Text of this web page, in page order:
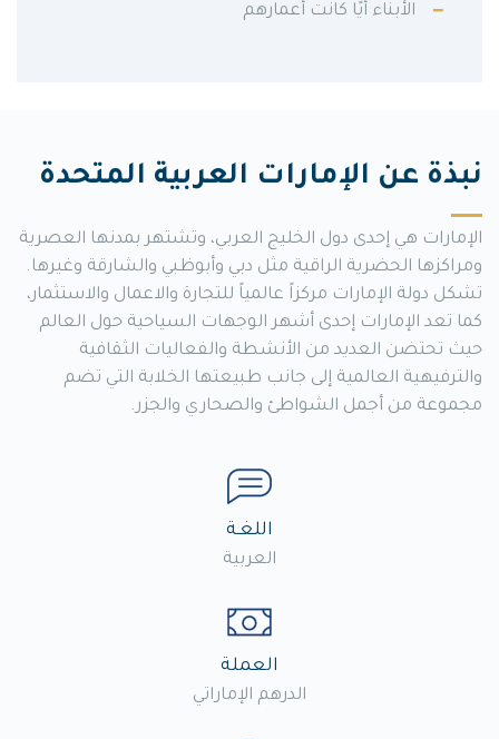
الأبناء أيًا كانت أعمارهم
نبذة عن الإمارات العربية المتحدة
الإمارات هي إحدى دول الخليج العربي، وتشتهر بمدنها العصرية
ومراكزها الحضرية الراقية مثل دبي وأبوظبي والشارقة وغيرها.
تشكل دولة الإمارات مركزاً عالمياً للتجارة والاعمال والاستثمار،
كما تعد الإمارات إحدى أشهر الوجهات السياحية حول العالم
حيث تحتضن العديد من الأنشطة والفعاليات الثقافية
والترفيهية العالمية إلى جانب طبيعتها الخلابة التي تضم
مجموعة من أجمل الشواطئ والصحاري والجزر.
اللغـة
العربية
العملة
الدرهم الإماراتي